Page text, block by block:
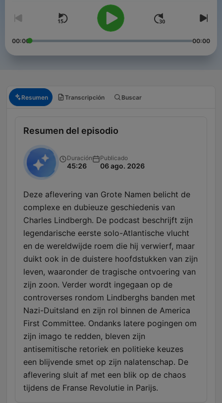
00:00 00:00
Resumen Transcripción Buscar
Resumen del episodio
Duración
45:26
Publicado
06 ago. 2026
Deze aflevering van Grote Namen belicht de
complexe en dubieuze geschiedenis van
Charles Lindbergh. De podcast beschrijft zijn
legendarische eerste solo-Atlantische vlucht
en de wereldwijde roem die hij verwierf, maar
duikt ook in de duistere hoofdstukken van zijn
leven, waaronder de tragische ontvoering van
zijn zoon. Verder wordt ingegaan op de
controverses rondom Lindberghs banden met
Nazi-Duitsland en zijn rol binnen de America
First Committee. Ondanks latere pogingen om
zijn imago te redden, bleven zijn
antisemitische retoriek en politieke keuzes
een blijvende smet op zijn nalatenschap. De
aflevering sluit af met een blik op de chaos
tijdens de Franse Revolutie in Parijs.